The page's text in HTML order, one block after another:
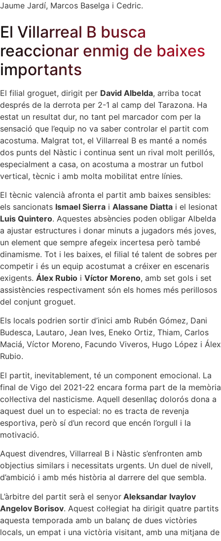
Jaume Jardí, Marcos Baselga i Cedric.
El Villarreal B busca
reaccionar enmig de baixes
importants
El filial groguet, dirigit per David Albelda, arriba tocat
després de la derrota per 2-1 al camp del Tarazona. Ha
estat un resultat dur, no tant pel marcador com per la
sensació que l’equip no va saber controlar el partit com
acostuma. Malgrat tot, el Villarreal B es manté a només
dos punts del Nàstic i continua sent un rival molt perillós,
especialment a casa, on acostuma a mostrar un futbol
vertical, tècnic i amb molta mobilitat entre línies.
El tècnic valencià afronta el partit amb baixes sensibles:
els sancionats Ismael Sierra i Alassane Diatta i el lesionat
Luis Quintero. Aquestes absències poden obligar Albelda
a ajustar estructures i donar minuts a jugadors més joves,
un element que sempre afegeix incertesa però també
dinamisme. Tot i les baixes, el filial té talent de sobres per
competir i és un equip acostumat a créixer en escenaris
exigents. Álex Rubio i Víctor Moreno, amb set gols i set
assistències respectivament són els homes més perillosos
del conjunt groguet.
Els locals podrien sortir d’inici amb Rubén Gómez, Dani
Budesca, Lautaro, Jean Ives, Eneko Ortiz, Thiam, Carlos
Maciá, Víctor Moreno, Facundo Viveros, Hugo López i Álex
Rubio.
El partit, inevitablement, té un component emocional. La
final de Vigo del 2021-22 encara forma part de la memòria
col·lectiva del nasticisme. Aquell desenllaç dolorós dona a
aquest duel un to especial: no es tracta de revenja
esportiva, però sí d’un record que encén l’orgull i la
motivació.
Aquest divendres, Villarreal B i Nàstic s’enfronten amb
objectius similars i necessitats urgents. Un duel de nivell,
d’ambició i amb més història al darrere del que sembla.
L’àrbitre del partit serà el senyor Aleksandar Ivaylov
Angelov Borisov. Aquest col·legiat ha dirigit quatre partits
aquesta temporada amb un balanç de dues victòries
locals, un empat i una victòria visitant, amb una mitjana de